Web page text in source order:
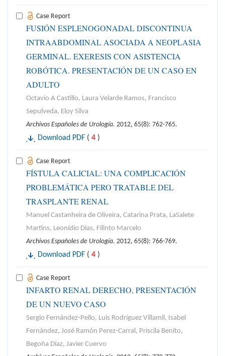
Case Report
FUSIÓN ESPLENOGONADAL DISCONTINUA
INTRAABDOMINAL ASOCIADA A NEOPLASIA
GERMINAL. EXERESIS CON ASISTENCIA
ROBÓTICA. PRESENTACIÓN DE UN CASO EN
ADULTO
Octavio A Castillo, Laura Velarde Ramos, Francisco
Sepulveda, Eloy Silva
Archivos Españoles de Urología. 2012, 65(8): 762-765.
Download PDF ( 4 )
Case Report
FÍSTULA CALICIAL: UNA COMPLICACIÓN
PROBLEMÁTICA PERO TRATABLE DEL
TRASPLANTE RENAL
Manuel Castanheira de Oliveira, Catarina Prata, LaSalete
Martins, Leonídio Dias, Filinto Marcelo
Archivos Españoles de Urología. 2012, 65(8): 766-769.
Download PDF ( 4 )
Case Report
INFARTO RENAL DERECHO, PRESENTACIÓN
DE UN NUEVO CASO
Sergio Fernández-Pello, Luis Rodríguez Villamil, Isabel
Fernández, José Ramón Perez-Carral, Priscila Benito,
Begoña Díaz, Javier Cuervo